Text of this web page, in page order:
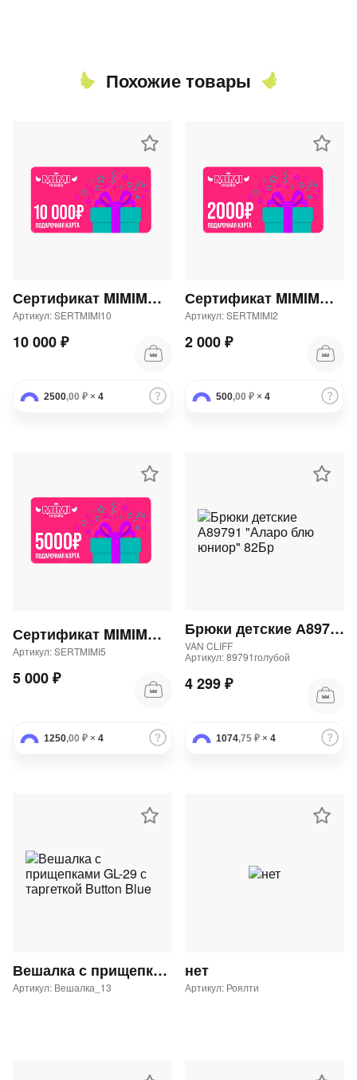
Похожие товары
Сертификат MIMIMODA 10000 р.
Артикул: SERTMIMI10
10 000 ₽
2500,00 ₽ × 4
Сертификат MIMIMODA 2000 р.
Артикул: SERTMIMI2
2 000 ₽
500,00 ₽ × 4
Сертификат MIMIMODA 5000 р.
Артикул: SERTMIMI5
5 000 ₽
1250,00 ₽ × 4
Брюки детские А89791 "Аларо блю юниор" 82Бр
VAN CLIFF
Артикул: 89791голубой
4 299 ₽
1074,75 ₽ × 4
Вешалка с прищепками GL-29 с таргеткой Button Blue
Артикул: Вешалка_13
нет
Артикул: Роялти